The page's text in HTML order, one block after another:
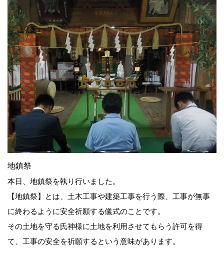
地鎮祭
本日、地鎮祭を執り行いました。
【地鎮祭】とは、土木工事や建築工事を行う際、工事が無事
に終わるように安全祈願する儀式のことです。
その土地を守る氏神様に土地を利用させてもらう許可を得
て、工事の安全を祈願するという意味があります。